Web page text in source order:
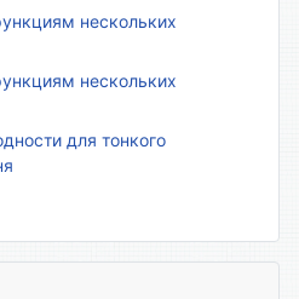
нескольких
нескольких
для тонкого